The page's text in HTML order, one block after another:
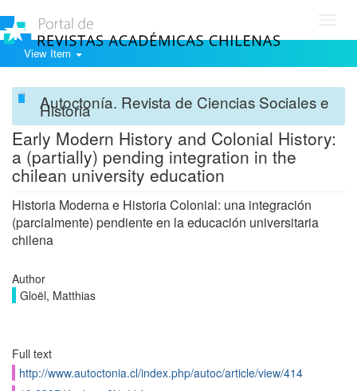
View Item
Autoctonía. Revista de Ciencias Sociales e
Historia
Early Modern History and Colonial History:
a (partially) pending integration in the
chilean university education
Historia Moderna e Historia Colonial: una integración
(parcialmente) pendiente en la educación universitaria
chilena
Author
Gloël, Matthias
Full text
http://www.autoctonia.cl/index.php/autoc/article/view/414